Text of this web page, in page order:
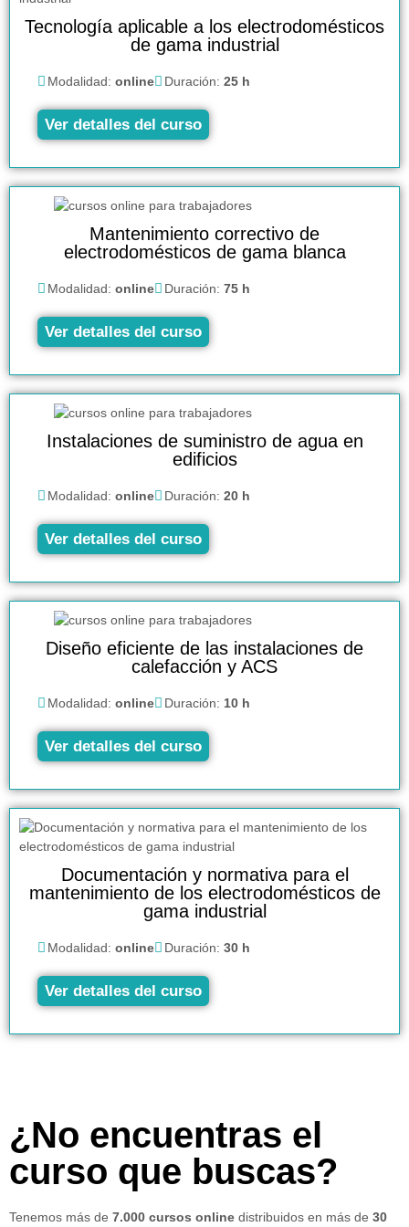
Tecnología aplicable a los electrodomésticos
de gama industrial
Modalidad: online Duración: 25 h
Ver detalles del curso
Mantenimiento correctivo de
electrodomésticos de gama blanca
Modalidad: online Duración: 75 h
Ver detalles del curso
Instalaciones de suministro de agua en
edificios
Modalidad: online Duración: 20 h
Ver detalles del curso
Diseño eficiente de las instalaciones de
calefacción y ACS
Modalidad: online Duración: 10 h
Ver detalles del curso
Documentación y normativa para el
mantenimiento de los electrodomésticos de
gama industrial
Modalidad: online Duración: 30 h
Ver detalles del curso
¿No encuentras el
curso que buscas?
Tenemos más de 7.000 cursos online distribuidos en más de 30